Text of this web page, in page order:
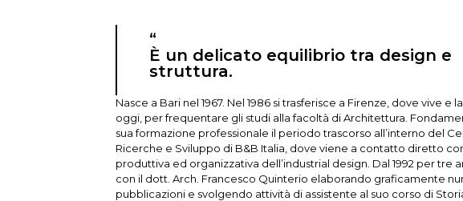
“
È un delicato equilibrio tra design e
struttura.
Nasce a Bari nel 1967. Nel 1986 si trasferisce a Firenze, dove vive e
oggi, per frequentare gli studi alla facoltà di Architettura.
sua formazione professionale il periodo trascorso all’interno del
Ricerche e Sviluppo di B&B Italia, dove viene a contatto diretto
produttiva ed organizzativa dell’industrial design. Dal 1992 per tre
con il dott. Arch. Francesco Quinterio elaborando graficamente
pubblicazioni e svolgendo attività di assistente al suo corso di